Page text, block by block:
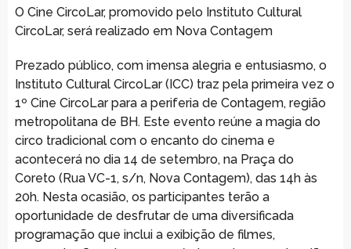
O Cine CircoLar, promovido pelo Instituto Cultural
CircoLar, será realizado em Nova Contagem
Prezado público, com imensa alegria e entusiasmo, o
Instituto Cultural CircoLar (ICC) traz pela primeira vez o
1º Cine CircoLar para a periferia de Contagem, região
metropolitana de BH. Este evento reúne a magia do
circo tradicional com o encanto do cinema e
acontecerá no dia 14 de setembro, na Praça do
Coreto (Rua VC-1, s/n, Nova Contagem), das 14h às
20h. Nesta ocasião, os participantes terão a
oportunidade de desfrutar de uma diversificada
programação que inclui a exibição de filmes,